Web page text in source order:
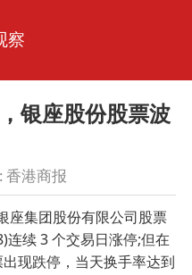
察
银座股份股票波
香港商报
座集团股份有限公司股票
连续 3 个交易日涨停;但在
现跌停，当天换手率达到